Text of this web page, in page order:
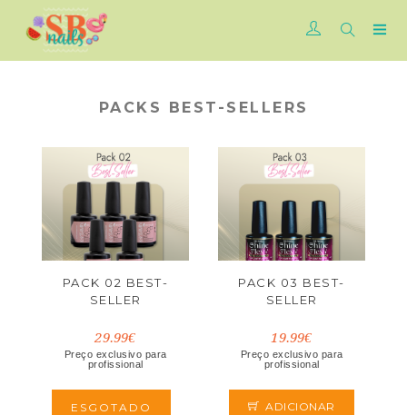
PACKS BEST-SELLERS
PACK 02 BEST-
SELLER
29.99€
Preço exclusivo para
profissional
ESGOTADO
PACK 03 BEST-
SELLER
19.99€
Preço exclusivo para
profissional
ADICIONAR